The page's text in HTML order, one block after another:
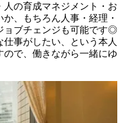
の育成マネジメント・お
、もちろん人事・経理・
ョブチェンジも可能です◎
事がしたい、という本人
で、働きながら一緒にゆ